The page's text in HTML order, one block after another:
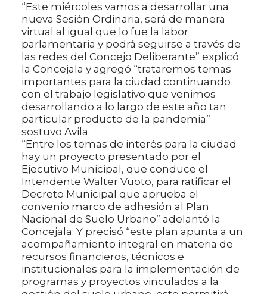
“Este miércoles vamos a desarrollar una
nueva Sesión Ordinaria, será de manera
virtual al igual que lo fue la labor
parlamentaria y podrá seguirse a través de
las redes del Concejo Deliberante” explicó
la Concejala y agregó “trataremos temas
importantes para la ciudad continuando
con el trabajo legislativo que venimos
desarrollando a lo largo de este año tan
particular producto de la pandemia”
sostuvo Avila.
“Entre los temas de interés para la ciudad
hay un proyecto presentado por el
Ejecutivo Municipal, que conduce el
Intendente Walter Vuoto, para ratificar el
Decreto Municipal que aprueba el
convenio marco de adhesión al Plan
Nacional de Suelo Urbano” adelantó la
Concejala. Y precisó “este plan apunta a un
acompañamiento integral en materia de
recursos financieros, técnicos e
institucionales para la implementación de
programas y proyectos vinculados a la